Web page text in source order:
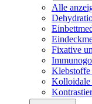
Alle
Fixative
Klebstoffe
Kolloidale